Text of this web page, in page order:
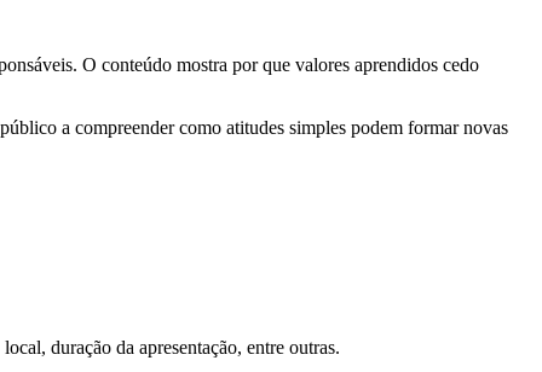
O conteúdo mostra por que valores aprendidos cedo
a compreender como atitudes simples podem formar novas
duração da apresentação, entre outras.